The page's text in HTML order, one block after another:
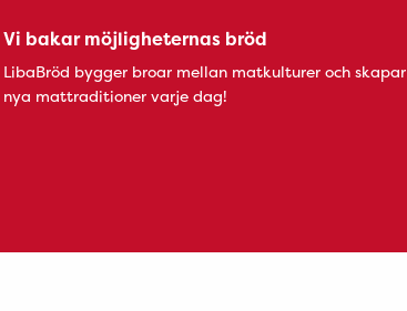
Vi bakar möjligheternas bröd
LibaBröd bygger broar mellan matkulturer och skapar
nya mattraditioner varje dag!